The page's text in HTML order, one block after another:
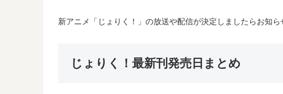
新アニメ「じょりく！」の放送や配信が決定しましたらお知ら
じょりく！最新刊発売日まとめ